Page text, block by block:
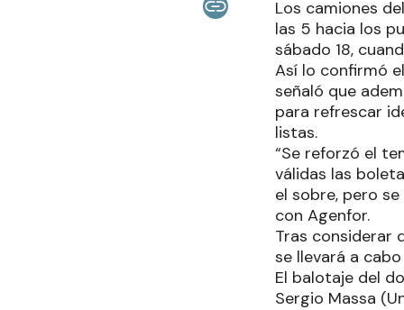
Los camiones
las 5 hacia los
sábado 18,
Así lo confirmó
señaló que
para refrescar
listas.
“Se reforzó el
válidas las
el sobre, pero
con Agenfor.
Tras considerar
se llevará a
El balotaje del
Sergio Massa